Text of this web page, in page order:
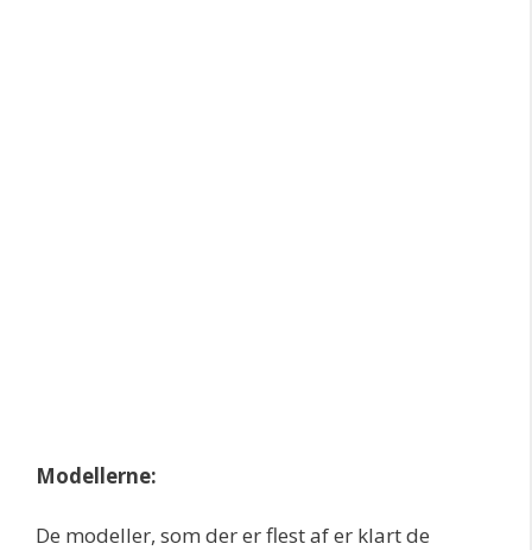
Modellerne:
De modeller, som der er flest af er klart de